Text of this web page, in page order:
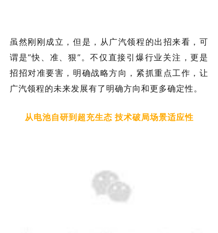
虽然刚刚成立，但是，从广汽领程的出招来看，可
谓是“快、准、狠”。不仅直接引爆行业关注，更是
招招对准要害，明确战略方向，紧抓重点工作，让
广汽领程的未来发展有了明确方向和更多确定性。
从电池自研到超充生态 技术破局场景适应性